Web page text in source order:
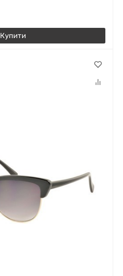
Купити